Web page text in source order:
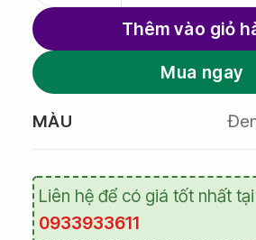
Thêm vào giỏ
Mua ngay
MÀU
Liên hệ để có giá tốt nhất tại
0933933611